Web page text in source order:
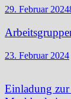
29. Februar 2024
23. Februar 2024
Einladung zur